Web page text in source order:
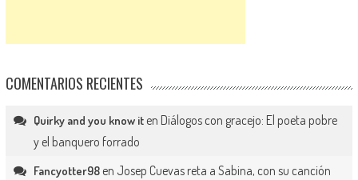
COMENTARIOS RECIENTES
Quirky and you know iten Diálogos con gracejo: El poeta pobre
y el banquero forrado
Fancyotter98en Josep Cuevas reta a Sabina, con su canción